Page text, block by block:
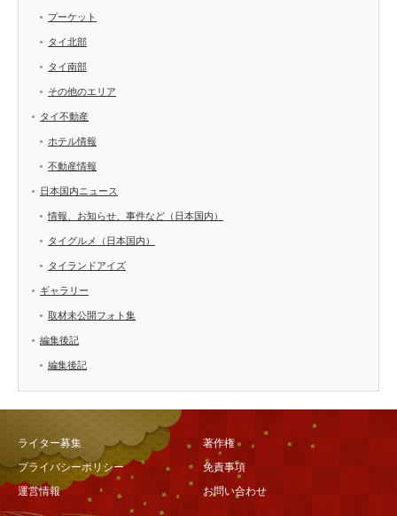
プーケット
タイ北部
タイ南部
その他のエリア
タイ不動産
ホテル情報
不動産情報
日本国内ニュース
情報、お知らせ、事件など（日本国内）
タイグルメ（日本国内）
タイランドアイズ
ギャラリー
取材未公開フォト集
編集後記
編集後記
ライター募集
著作権
プライバシーポリシー
免責事項
運営情報
お問い合わせ